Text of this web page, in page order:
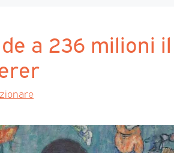
a 236 milioni